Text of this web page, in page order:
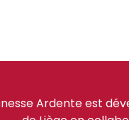
Ardente est